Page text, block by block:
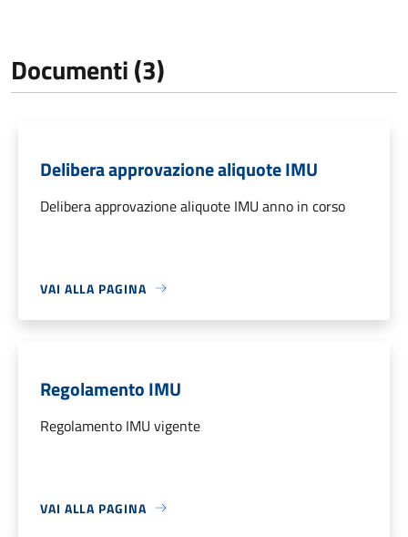
Documenti (3)
Delibera approvazione aliquote IMU
Delibera approvazione aliquote IMU anno in corso
VAI ALLA PAGINA
Regolamento IMU
Regolamento IMU vigente
VAI ALLA PAGINA